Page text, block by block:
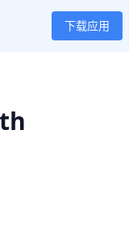
下载应用